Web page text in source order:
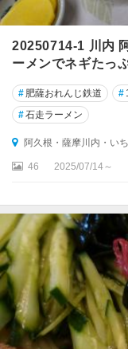
20250714-1 川内
ーメンでネギたっ
# 肥薩おれんじ鉄道 #
#石走ラーメン
阿久根・薩摩川内・い
46 2025/07/14～